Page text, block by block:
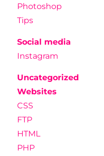
Photoshop
Tips
Social media
Instagram
Uncategorized
Websites
CSS
FTP
HTML
PHP